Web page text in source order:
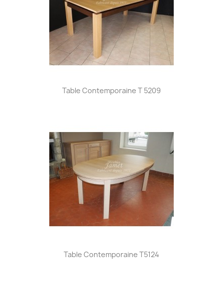
Table Contemporaine T 5209
Table Contemporaine T5124